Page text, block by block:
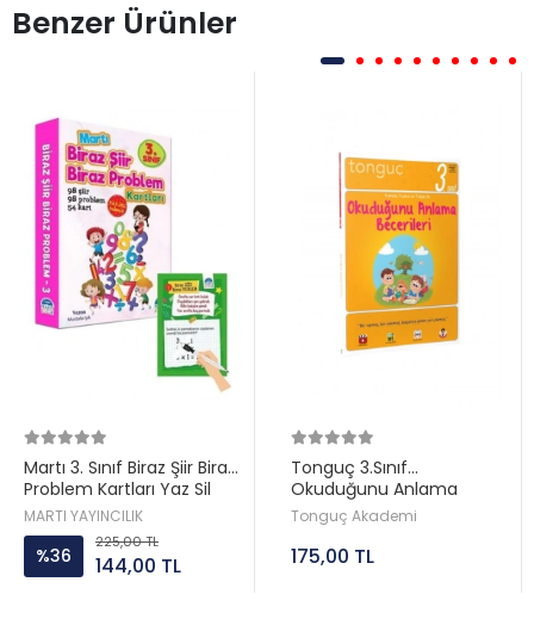
Benzer Ürünler
Martı 3. Sınıf Biraz Şiir Biraz
Problem Kartları Yaz Sil
Kalemli
MARTI YAYINCILIK
%36
225,00 TL
144,00 TL
Tonguç 3.Sınıf
Okuduğunu Anlama
Becerileri
Tonguç Akademi
175,00 TL